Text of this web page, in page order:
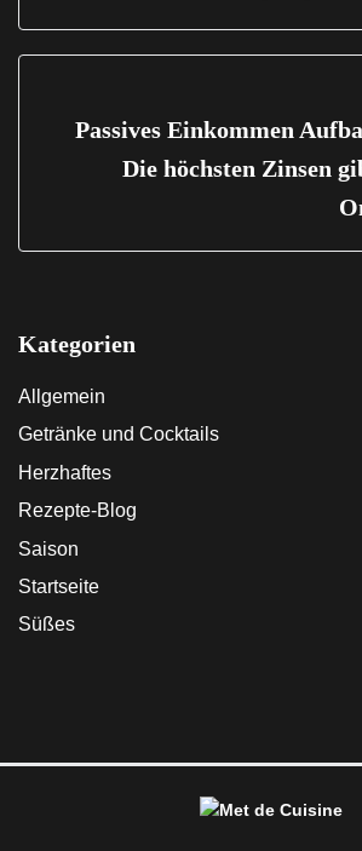
Passives Einkommen
Die höchsten Zinsen
Kategorien
Allgemein
Getränke und Cocktails
Herzhaftes
Rezepte-Blog
Saison
Startseite
Süßes